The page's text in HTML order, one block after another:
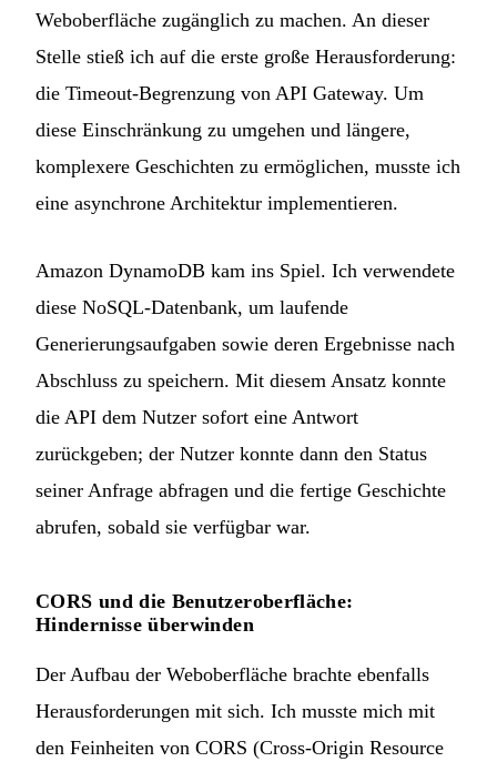
Weboberfläche zugänglich zu machen. An dieser
Stelle stieß ich auf die erste große Herausforderung:
die Timeout-Begrenzung von API Gateway. Um
diese Einschränkung zu umgehen und längere,
komplexere Geschichten zu ermöglichen, musste ich
eine asynchrone Architektur implementieren.
Amazon DynamoDB kam ins Spiel. Ich verwendete
diese NoSQL-Datenbank, um laufende
Generierungsaufgaben sowie deren Ergebnisse nach
Abschluss zu speichern. Mit diesem Ansatz konnte
die API dem Nutzer sofort eine Antwort
zurückgeben; der Nutzer konnte dann den Status
seiner Anfrage abfragen und die fertige Geschichte
abrufen, sobald sie verfügbar war.
CORS und die Benutzeroberfläche:
Hindernisse überwinden
Der Aufbau der Weboberfläche brachte ebenfalls
Herausforderungen mit sich. Ich musste mich mit
den Feinheiten von CORS (Cross-Origin Resource